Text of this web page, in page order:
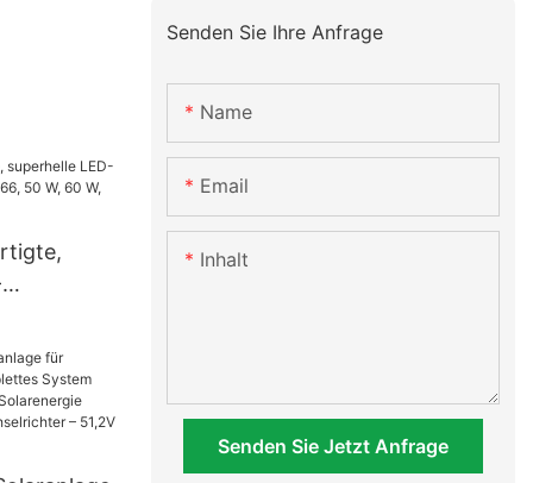
100 W,
Senden Sie Ihre Anfrage
Name
Email
Inhalt
Senden Sie Jetzt Anfrage